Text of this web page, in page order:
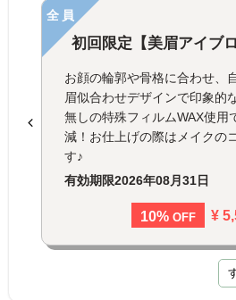
全員
初回限定【美眉アイブ
お顔の輪郭や骨格に合わせ、
眉似合わせデザインで印象的
無しの特殊フィルムWAX使用
減！お仕上げの際はメイクの
す♪
有効期限2026年08月31日
10% OFF ¥